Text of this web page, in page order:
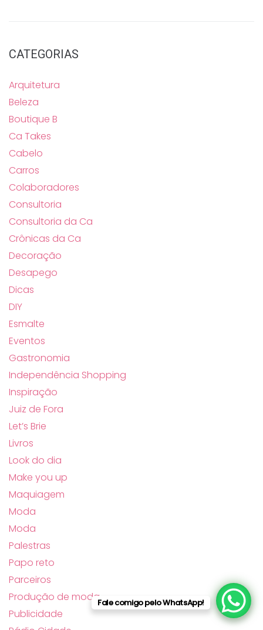
CATEGORIAS
Arquitetura
Beleza
Boutique B
Ca Takes
Cabelo
Carros
Colaboradores
Consultoria
Consultoria da Ca
Crônicas da Ca
Decoração
Desapego
Dicas
DIY
Esmalte
Eventos
Gastronomia
Independência Shopping
Inspiração
Juiz de Fora
Let’s Brie
Livros
Look do dia
Make you up
Maquiagem
Moda
Moda
Palestras
Papo reto
Parceiros
Produção de moda
Publicidade
Fale comigo pelo WhatsApp!